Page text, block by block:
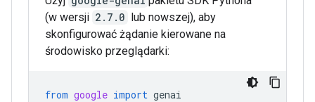
(w wersji 2.7.0 lub nowszej), aby
skonfigurować żądanie kierowane na
środowisko przeglądarki:
from google import genai